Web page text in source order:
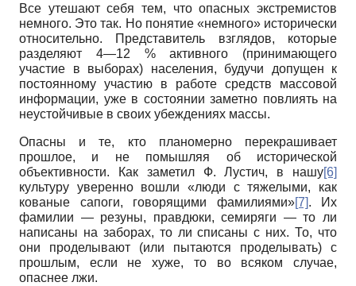
Все утешают себя тем, что опасных экстремистов
немного. Это так. Но понятие «немного» исторически
относительно. Представитель взглядов, которые
разделяют 4—12 % активного (принимающего
участие в выборах) населения, будучи допущен к
постоянному участию в работе средств массовой
информации, уже в состоянии заметно повлиять на
неустойчивые в своих убеждениях массы.
Опасны и те, кто планомерно перекрашивает
прошлое, и не помышляя об исторической
объективности. Как заметил Ф. Лустич, в нашу[6]
культуру уверенно вошли «люди с тяжелыми, как
кованые сапоги, говорящими фамилиями»[7]. Их
фамилии — резуны, правдюки, семиряги — то ли
написаны на заборах, то ли списаны с них. То, что
они проделывают (или пытаются проделывать) с
прошлым, если не хуже, то во всяком случае,
опаснее лжи.